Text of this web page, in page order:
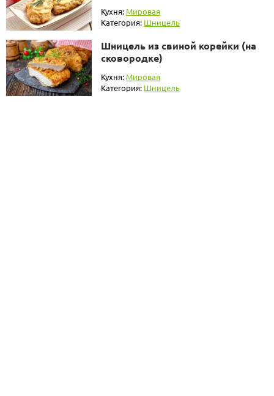
Кухня:Мировая
Категория: Шницель
Шницель из свиной корейки (на
сковородке)
Кухня: Мировая
Категория: Шницель